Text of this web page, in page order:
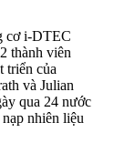
cơ i-DTEC
thành viên
triển của
và Julian
qua 24 nước
nhiên liệu